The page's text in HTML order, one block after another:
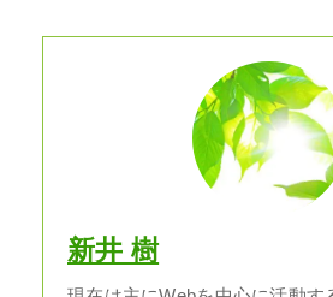
新井 樹